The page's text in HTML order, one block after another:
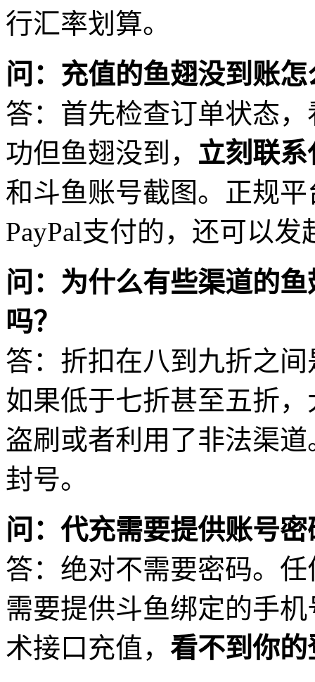
行汇率划算。
问：充值的鱼翅没到账
答：首先检查订单状态
功但鱼翅没到， 立刻联
和斗鱼账号截图。正规
PayPal支付的，还可以发
问：为什么有些渠道的
吗？
答：折扣在八到九折之
如果低于七折甚至五折
盗刷或者利用了非法渠
封号。
问：代充需要提供账号
答：绝对不需要密码。
需要提供斗鱼绑定的手
术接口充值， 看不到你